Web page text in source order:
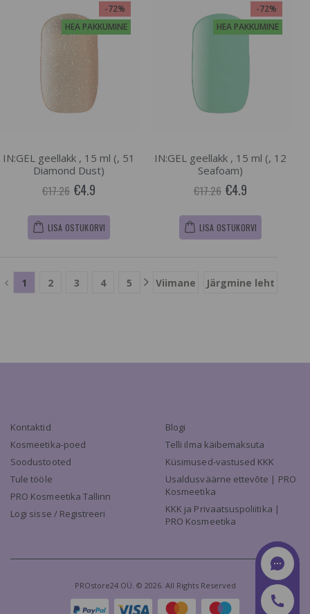
-72%
HEA PAKKUMINE
IN:GEL geellakk , 15 ml (, 51
Diamond Dust)
€17.26 €4.9
LISA OSTUKORVI
-72%
HEA PAKKUMINE
IN:GEL geellakk , 15 ml (, 12
Seafoam)
€17.26 €4.9
LISA OSTUKORVI
1 2 3 4 5 Viimane Järgmine leht
Kontaktid
Kosmeetika-poed
Soodustooted
Tule tööle
PRO Kosmeetika Tallinn
Logi sisse / Registreeri
Blogi
Telli ilma käibemaksuta
Küsimused-vastused KKK
Usaldusväärne ettevõte | PRO
Kosmeetika
KKK ja Privaatsuspoliitika |
PRO Kosmeetika
PROstore24 OÜ. © 2026. All Rights Reserved